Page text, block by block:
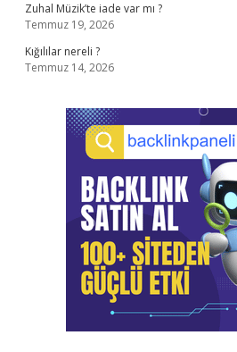
Zuhal Müzik’te iade var mı ?
Temmuz 19, 2026
Kığılılar nereli ?
Temmuz 14, 2026